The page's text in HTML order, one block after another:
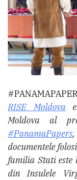
RISE Moldova
Moldova al
#PanamaPapers
documentele
familia Stati este
din Insulele